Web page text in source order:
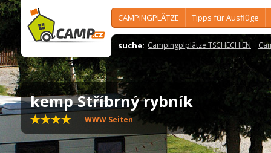
CAMPINGPLÄTZE Tipps für Ausflüge
suche: Campingplplätze TSCHECHIEN
kemp Stříbrný rybník
WWW Seiten